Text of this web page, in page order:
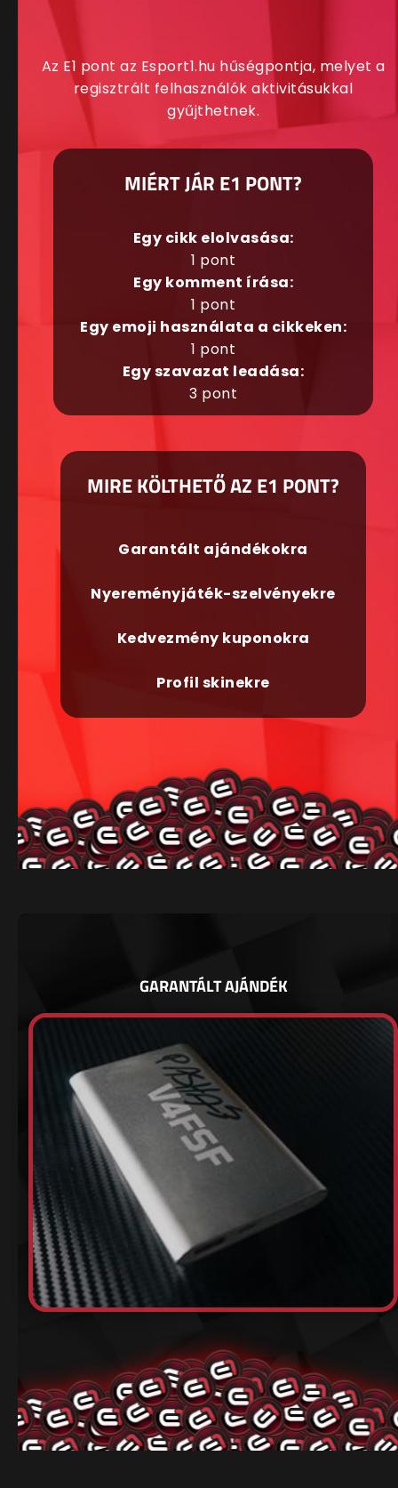
Az E1 pont az Esport1.hu hűségpontja, melyet a
regisztrált felhasználók aktivitásukkal
gyűjthetnek.
MIÉRT JÁR E1 PONT?
Egy cikk elolvasása:
1 pont
Egy komment írása:
1 pont
Egy emoji használata a cikkeken:
1 pont
Egy szavazat leadása:
3 pont
MIRE KÖLTHETŐ AZ E1 PONT?
Garantált ajándékokra
Nyereményjáték-szelvényekre
Kedvezmény kuponokra
Profil skinekre
GARANTÁLT AJÁNDÉK